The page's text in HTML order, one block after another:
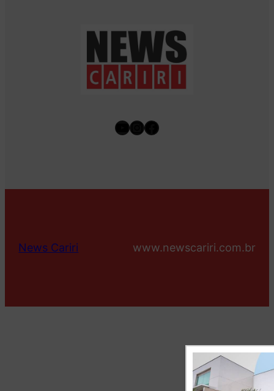
Youtube
Instagram
Facebook
News Cariri www.newscariri.com.br